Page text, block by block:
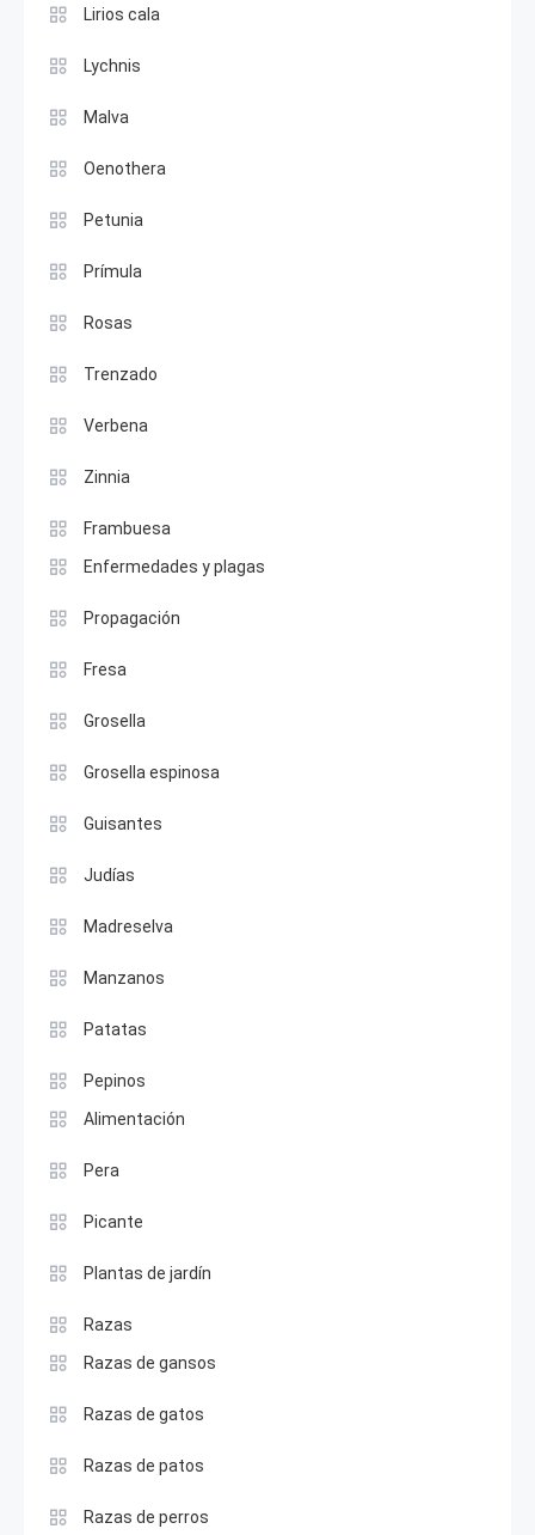
Lirios cala
Lychnis
Malva
Oenothera
Petunia
Prímula
Rosas
Trenzado
Verbena
Zinnia
Frambuesa
Enfermedades y plagas
Propagación
Fresa
Grosella
Grosella espinosa
Guisantes
Judías
Madreselva
Manzanos
Patatas
Pepinos
Alimentación
Pera
Picante
Plantas de jardín
Razas
Razas de gansos
Razas de gatos
Razas de patos
Razas de perros